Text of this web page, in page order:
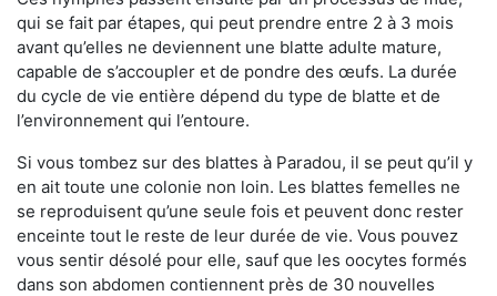
qui se fait par étapes, qui peut prendre entre 2 à 3 mois
avant qu’elles ne deviennent une blatte adulte mature,
capable de s’accoupler et de pondre des œufs. La durée
du cycle de vie entière dépend du type de blatte et de
l’environnement qui l’entoure.
Si vous tombez sur des blattes à Paradou, il se peut qu’il y
en ait toute une colonie non loin. Les blattes femelles ne
se reproduisent qu’une seule fois et peuvent donc rester
enceinte tout le reste de leur durée de vie. Vous pouvez
vous sentir désolé pour elle, sauf que les oocytes formés
dans son abdomen contiennent près de 30 nouvelles